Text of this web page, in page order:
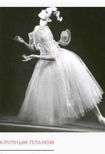
КРУПНЫМ ПЛАНОМ